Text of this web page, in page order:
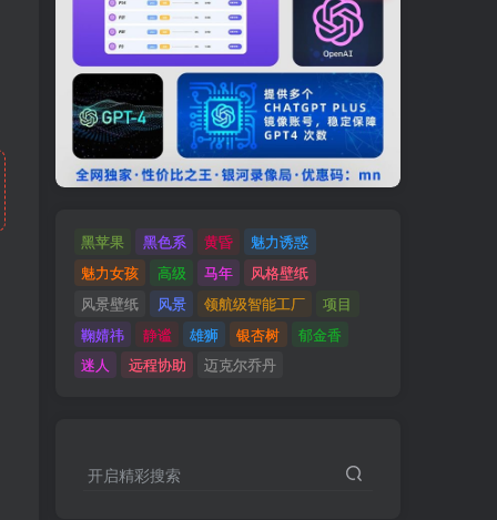
黑苹果 黑色系 黄昏
魅力诱惑
魅力女孩
高级 马年
风格壁纸
风景壁纸
风景 领航级智能工厂
项目
鞠婧祎
静谧 雄狮 银杏树
郁金香
迷人
远程协助 迈克尔乔丹
开启精彩搜索